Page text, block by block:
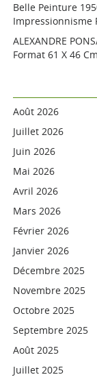
Belle Peinture
Impressionnisme
ALEXANDRE
Format 61 X 46 Cm
Août 2026
Juillet 2026
Juin 2026
Mai 2026
Avril 2026
Mars 2026
Février 2026
Janvier 2026
Décembre 2025
Novembre 2025
Octobre 2025
Septembre 2025
Août 2025
Juillet 2025